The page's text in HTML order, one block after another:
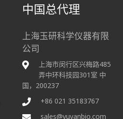
中国总代理
上海玉研科学仪器有限
公司
上海市闵行区兴梅路485
弄中环科技园301室 中
国，200237
+86 021 35183767
sales@yuyanbio.com